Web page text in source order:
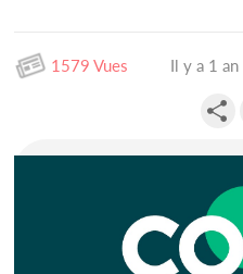
1579 Vues Il y a 1 an